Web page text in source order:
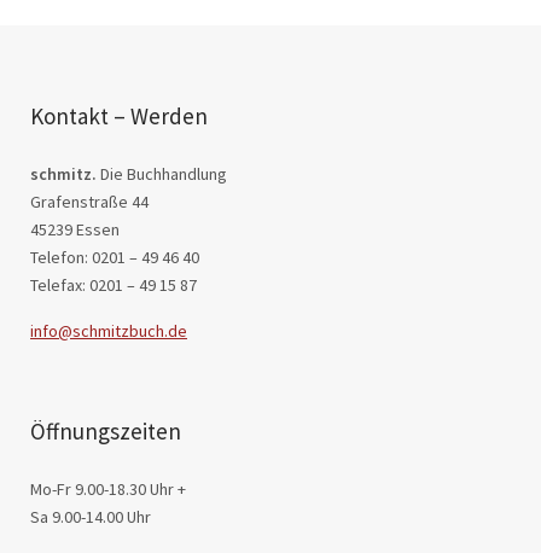
Kontakt – Werden
schmitz. Die Buchhandlung
Grafenstraße 44
45239 Essen
Telefon: 0201 – 49 46 40
Telefax: 0201 – 49 15 87
info@schmitzbuch.de
Öffnungszeiten
Mo-Fr 9.00-18.30 Uhr +
Sa 9.00-14.00 Uhr